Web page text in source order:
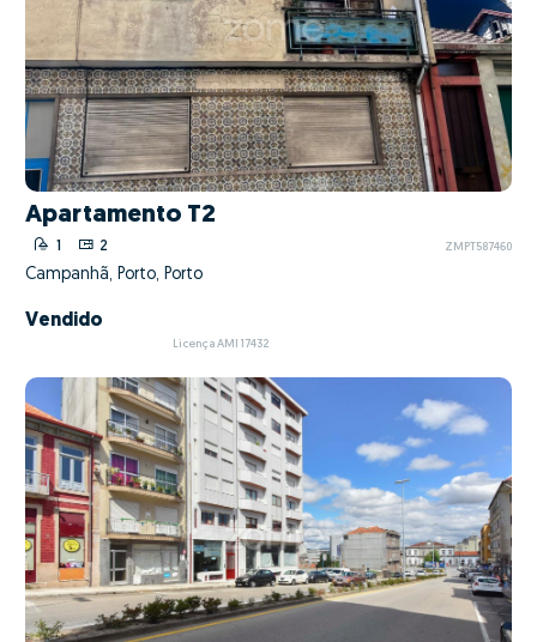
Apartamento T2
1 2 ZMPT587460
Campanhã, Porto, Porto
Vendido
Licença AMI 17432